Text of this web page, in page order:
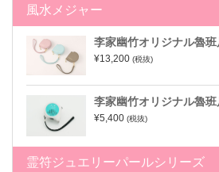
風水メジャー
李家幽竹オリジナル魯
¥13,200 (税抜)
李家幽竹オリジナル魯
¥5,400 (税抜)
霊符ジュエリーパールシリーズ